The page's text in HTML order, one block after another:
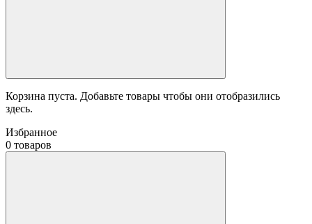
Корзина пуста. Добавьте товары чтобы они отобразились
здесь.
Избранное
0 товаров